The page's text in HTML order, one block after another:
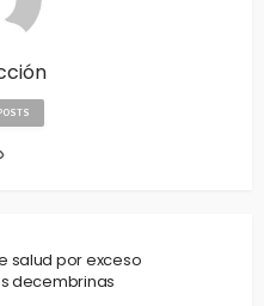
salud por exceso
decembrinas